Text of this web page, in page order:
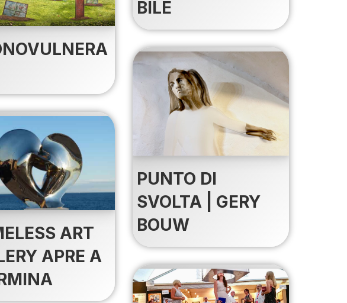
BILE
PUNTO DI
SVOLTA | GERY
BOUW
ART
APRE A